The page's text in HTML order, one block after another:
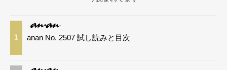
1 anan No. 2507 試し読みと目次